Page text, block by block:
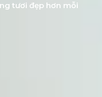
tươi đẹp hơn mỗi